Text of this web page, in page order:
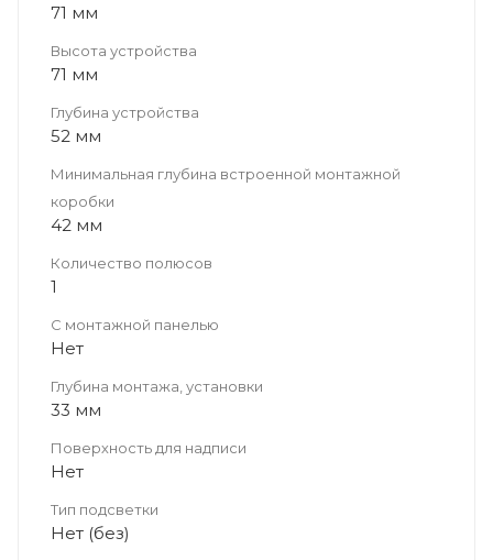
71 мм
Высота устройства
71 мм
Глубина устройства
52 мм
Минимальная глубина встроенной монтажной
коробки
42 мм
Количество полюсов
1
С монтажной панелью
Нет
Глубина монтажа, установки
33 мм
Поверхность для надписи
Нет
Тип подсветки
Нет (без)